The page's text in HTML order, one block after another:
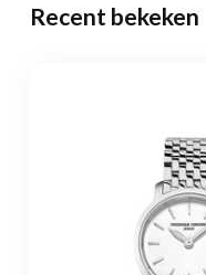
Recent bekeken